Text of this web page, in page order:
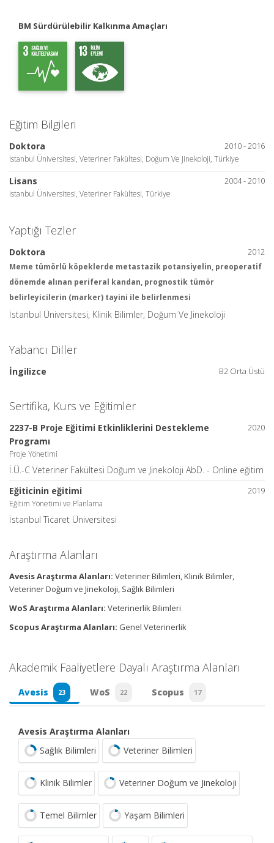
BM Sürdürülebilir Kalkınma Amaçları
Eğitim Bilgileri
2010 - 2016
Doktora
İstanbul Üniversitesi, Veteriner Fakültesi, Doğum Ve Jinekoloji, Türkiye
2004 - 2010
Lisans
İstanbul Üniversitesi, Veteriner Fakültesi, Türkiye
Yaptığı Tezler
2012
Doktora
Meme tümörlü köpeklerde metastazik potansiyelin, preoperatif
dönemde alınan periferal kandan, prognostik tümör
belirleyicilerin (marker) tayini ile belirlenmesi
İstanbul Üniversitesi, Klinik Bilimler, Doğum Ve Jinekoloji
Yabancı Diller
B2 Orta Üstü
İngilizce
Sertifika, Kurs ve Eğitimler
2020
2237-B Proje Eğitimi Etkinliklerini Destekleme
Programı
Proje Yönetimi
İ.Ü.-C Veteriner Fakültesi Doğum ve Jinekoloji AbD. - Online eğitim
2019
Eğiticinin eğitimi
Eğitim Yönetimi ve Planlama
İstanbul Ticaret Üniversitesi
Araştırma Alanları
Avesis Araştırma Alanları: Veteriner Bilimleri, Klinik Bilimler,
Veteriner Doğum ve Jinekoloji, Sağlık Bilimleri
WoS Araştırma Alanları: Veterinerlik Bilimleri
Scopus Araştırma Alanları: Genel Veterinerlik
Akademik Faaliyetlere Dayalı Araştırma Alanları
Avesis 23 WoS 22 Scopus 17
Avesis Araştırma Alanları
Sağlık Bilimleri
Veteriner Bilimleri
Klinik Bilimler Veteriner Doğum ve Jinekoloji
Temel Bilimler Yaşam Bilimleri